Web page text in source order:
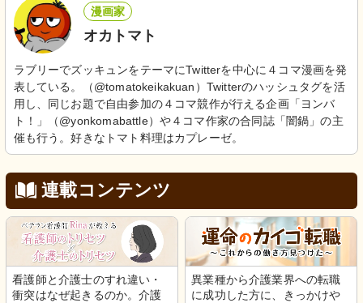
漫画家
オカトマト
ラブリーでズッキュンをテーマにTwitterを中心に４コマ漫画を発
表している。（@tomatokeikakuan）Twitterのハッシュタグを活
用し、同じお題で自由参加の４コマ競作が行える企画「ヨンバ
ト！」（@yonkomabattle）や４コマ作家の合同誌「闇鍋」の主
催も行う。好きなトマト料理はカプレーゼ。
連載コンテンツ
看護師と介護士のすれ違い・
衝突はなぜ起きるのか。介護
異業種から介護業界への転職
に成功した方に、きっかけや